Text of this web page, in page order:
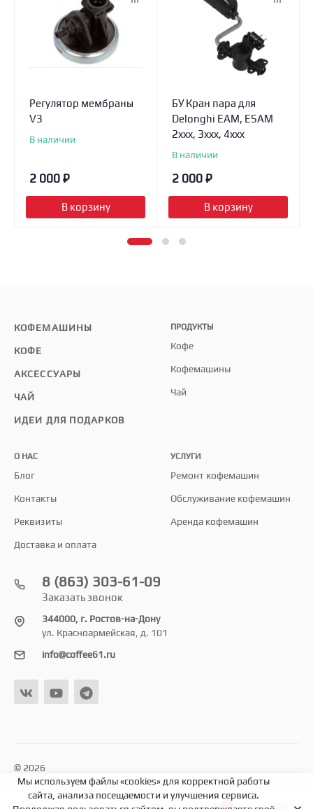
Регулятор мембраны
V3
В наличии
2 000 ₽
В корзину
БУ Кран пара для
Delonghi EAM, ESAM
2xxx, 3xxx, 4xxx
В наличии
2 000 ₽
В корзину
КОФЕМАШИНЫ
КОФЕ
АКСЕССУАРЫ
ЧАЙ
ИДЕИ ДЛЯ ПОДАРКОВ
ПРОДУКТЫ
Кофе
Кофемашины
Чай
О НАС
Блог
Контакты
Реквизиты
Доставка и оплата
УСЛУГИ
Ремонт кофемашин
Обслуживание кофемашин
Аренда кофемашин
8 (863) 303-61-09
Заказать звонок
344000, г. Ростов-на-Дону
ул. Красноармейская, д. 101
info@coffee61.ru
© 2026
Мы используем файлы «cookies» для корректной работы
сайта, анализа посещаемости и улучшения сервиса.